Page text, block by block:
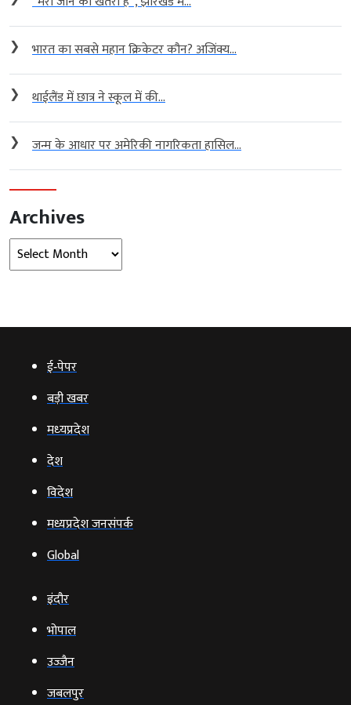
❯ भारत का सबसे महान क्रिकेटर कौन? अजिंक्य...
❯ थाईलैंड में छात्र ने स्कूल में की...
❯ जन्म के आधार पर अमेरिकी नागरिकता हासिल...
Archives
Archives
ई‑पेपर
बड़ी खबर
मध्‍यप्रदेश
देश
विदेश
मध्यप्रदेश जनसंपर्क
Global
इंदौर
भोपाल
उज्‍जैन
जबलपुर